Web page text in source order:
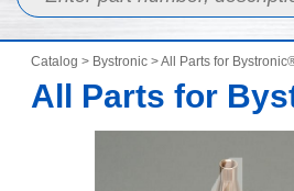
Catalog > Bystronic > All Parts for
All Parts for